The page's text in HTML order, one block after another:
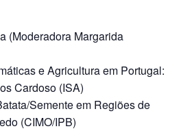
(Moderadora Margarida
e Agricultura em Portugal:
Cardoso (ISA)
Semente em Regiões de
(CIMO/IPB)